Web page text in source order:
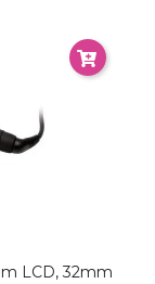
LCD, 32mm